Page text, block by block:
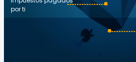
por ti